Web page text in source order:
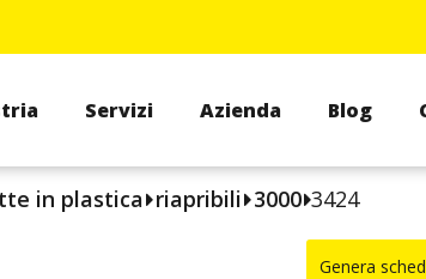
Servizi Azienda Blog
in plastica riapribili 3000 3424
Genera